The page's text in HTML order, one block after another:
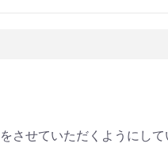
させていただくようにして